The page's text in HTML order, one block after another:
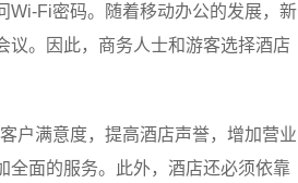
Wi-Fi密码。随着移动办公的发展，新
议。因此，商务人士和游客选择酒店
户满意度，提高酒店声誉，增加营业
全面的服务。此外，酒店还必须依靠